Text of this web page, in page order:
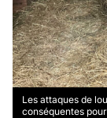
Les attaques de
conséquentes